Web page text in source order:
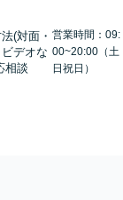
(対面・
デオな
相談
営業時間：09:
00~20:00（土
日祝日）